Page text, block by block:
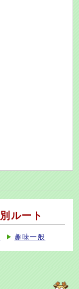
ルート
趣味一般